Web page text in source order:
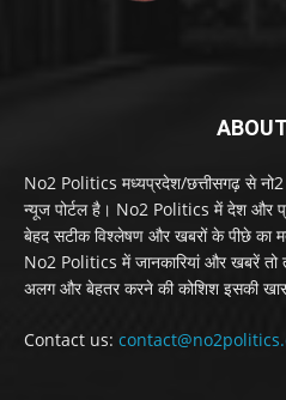
No2 Politics मध्यप्रदेश/छत्तीसगढ़ से नो2
न्यूज पोर्टल है। No2 Politics में देश और
बेहद सटीक विश्लेषण और खबरों के पीछे का
No2 Politics में जानकारियां और खबरें तो
अलग और बेहतर करने की कोशिश इसकी
Contact us: